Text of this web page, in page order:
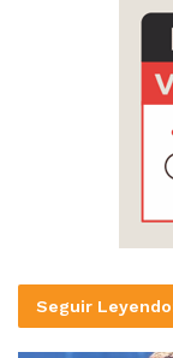
Seguir